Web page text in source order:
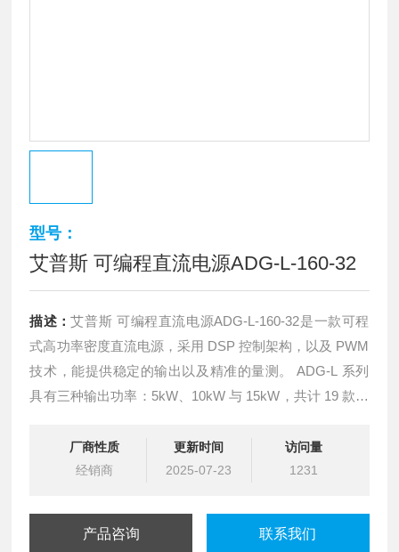
型号：
艾普斯 可编程直流电源ADG-L-160-32
描述：艾普斯 可编程直流电源ADG-L-160-32是一款可程
式高功率密度直流电源，采用 DSP 控制架构，以及 PWM
技术，能提供稳定的输出以及精准的量测。 ADG-L 系列
具有三种输出功率：5kW、10kW 与 15kW，共计 19 款型
提供更大的电流。
厂商性质
经销商
更新时间
2025-07-23
访问量
1231
产品咨询 联系我们